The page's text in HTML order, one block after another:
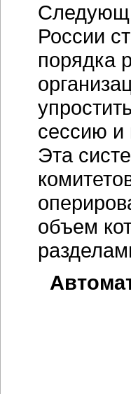
России
порядка
сессию и
Эта
объем